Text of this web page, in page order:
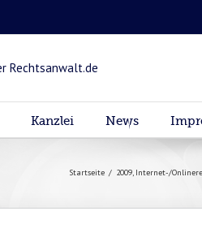
Kanzlei News
Startseite / 2009, Internet-/